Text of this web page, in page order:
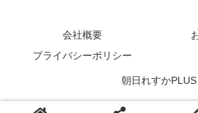
会社概要
プライバシーポリシー
朝日れすかPLUS